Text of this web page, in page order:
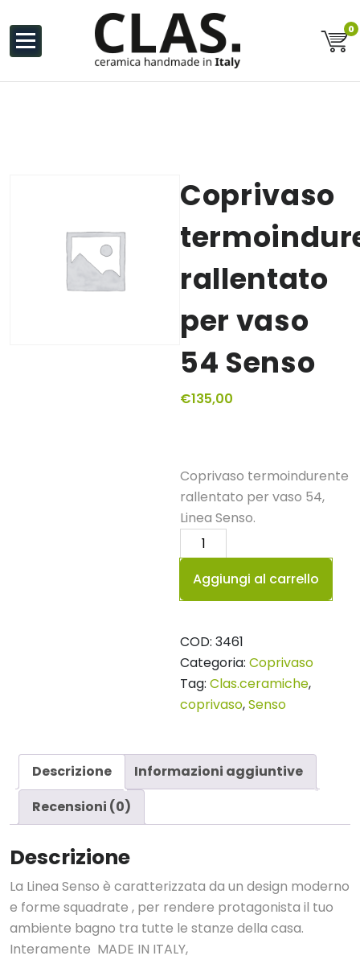
contenuto
0
Coprivaso
rallentato
per vaso
54 Senso
€135,00
Coprivaso termoindurente
rallentato per vaso 54,
Linea Senso.
Coprivaso
termoindurente
rallentato
per
54
Senso
quantità
Aggiungi al carrello
COD: 3461
Categoria: Coprivaso
Tag: Clas.ceramiche,
coprivaso,Senso
Descrizione
Informazioni aggiuntive
Recensioni (0)
Descrizione
La Linea Senso è caratterizzata da un design moderno
e forme squadrate , per rendere protagonista il tuo
ambiente bagno tra tutte le stanze della casa.
Interamente MADE IN ITALY,